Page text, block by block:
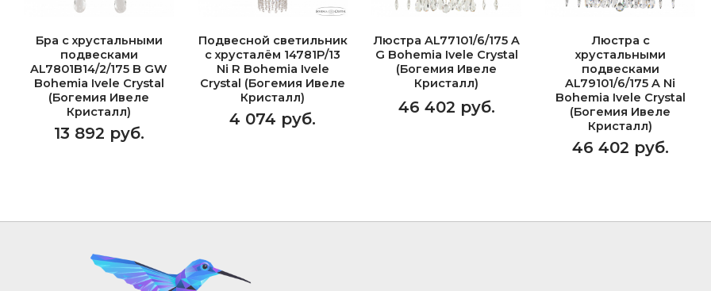
Бра с хрустальными
подвесками
AL7801B14/2/175 B GW
Bohemia Ivele Crystal
(Богемия Ивеле
Кристалл)
13 892 руб.
Подвесной светильник
с хрусталём 14781P/13
Ni R Bohemia Ivele
Crystal (Богемия Ивеле
Кристалл)
4 074 руб.
Люстра AL77101/6/175 A
G Bohemia Ivele Crystal
(Богемия Ивеле
Кристалл)
46 402 руб.
Люстра с
хрустальными
подвесками
AL79101/6/175 A Ni
Bohemia Ivele Crystal
(Богемия Ивеле
Кристалл)
46 402 руб.